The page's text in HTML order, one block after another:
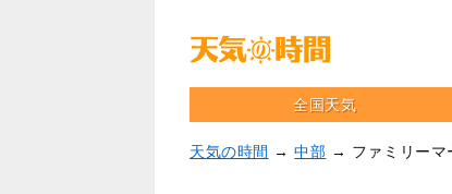
全国天気
天気の時間 →中部 → ファミリーマ